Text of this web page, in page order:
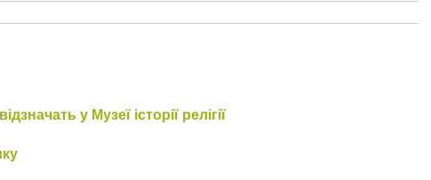
у Музеї історії релігії